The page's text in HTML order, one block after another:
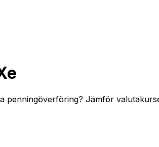
penningöverföring? Jämför